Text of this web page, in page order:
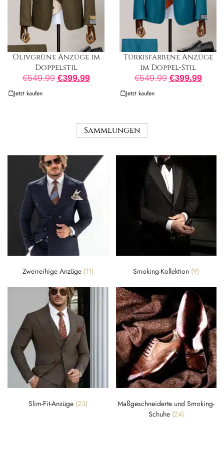
Olivgrüne Anzüge im
Doppelstil
€549.99 €399.99
Jetzt kaufen
Türkisfarbene Anzüge
im Doppel-Stil
€549.99 €399.99
Jetzt kaufen
Sammlungen
Zweireihige Anzüge (11) Smoking-Kollektion (9)
Slim-Fit-Anzüge (23)
Maßgeschneiderte und Smoking-
Schuhe (24)